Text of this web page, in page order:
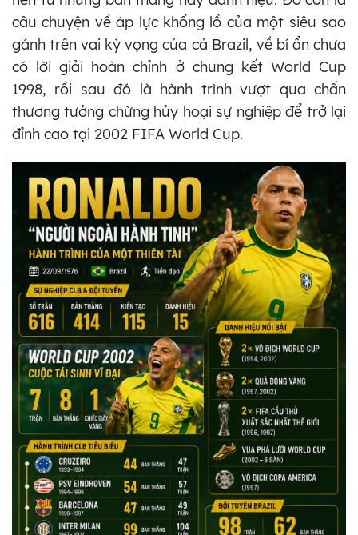
câu chuyện về áp lực khổng lồ của một siêu sao
gánh trên vai kỳ vọng của cả Brazil, về bí ẩn chưa
có lời giải hoàn chỉnh ở chung kết World Cup
1998, rồi sau đó là hành trình vượt qua chấn
thương tưởng chừng hủy hoại sự nghiệp để trở lại
đỉnh cao tại 2002 FIFA World Cup.